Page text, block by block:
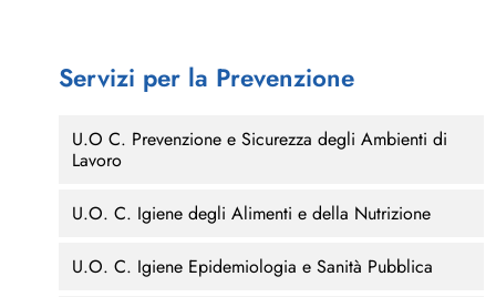
Servizi per la Prevenzione
U.O C. Prevenzione e Sicurezza degli Ambienti di
Lavoro
U.O. C. Igiene degli Alimenti e della Nutrizione
U.O. C. Igiene Epidemiologia e Sanità Pubblica